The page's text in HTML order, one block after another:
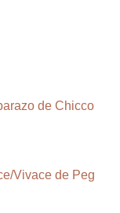
de Chicco
Vivace de Peg